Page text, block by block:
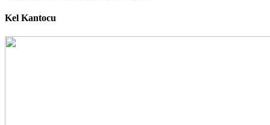
Kel Kantocu